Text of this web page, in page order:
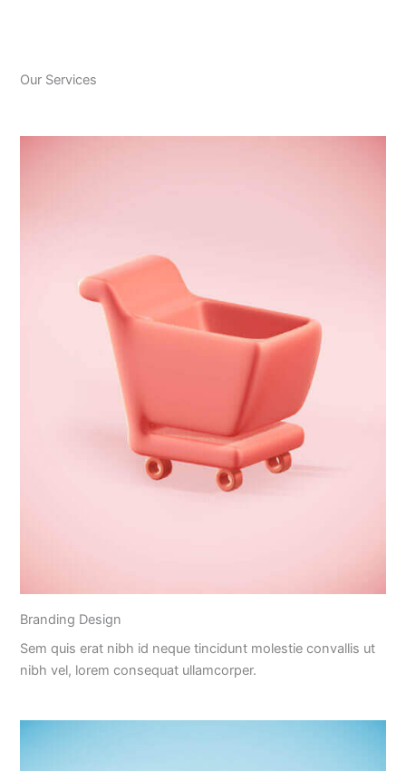
Our Services
Branding Design
Sem quis erat nibh id neque tincidunt molestie convallis ut
nibh vel, lorem consequat ullamcorper.